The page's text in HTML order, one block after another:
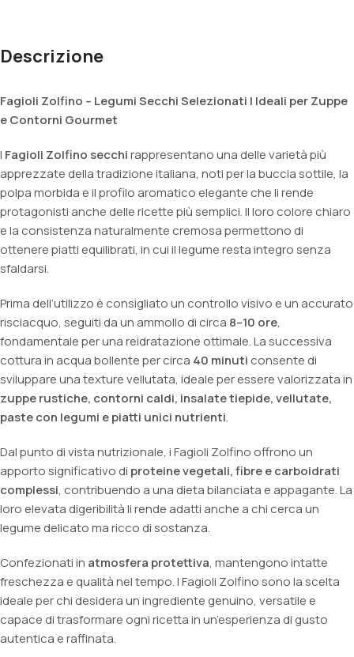
Descrizione
Fagioli Zolfino – Legumi Secchi Selezionati | Ideali per Zuppe
e Contorni Gourmet
I Fagioli Zolfino secchirappresentano una delle varietà più
apprezzate della tradizione italiana, noti per la buccia sottile, la
polpa morbida e il profilo aromatico elegante che li rende
protagonisti anche delle ricette più semplici. Il loro colore chiaro
e la consistenza naturalmente cremosa permettono di
ottenere piatti equilibrati, in cui il legume resta integro senza
sfaldarsi.
Prima dell’utilizzo è consigliato un controllo visivo e un accurato
risciacquo, seguiti da un ammollo di circa 8–10 ore,
fondamentale per una reidratazione ottimale. La successiva
cottura in acqua bollente per circa 40 minuti consente di
sviluppare una texture vellutata, ideale per essere valorizzata in
zuppe rustiche, contorni caldi, insalate tiepide, vellutate,
paste con legumi e piatti unici nutrienti.
Dal punto di vista nutrizionale, i Fagioli Zolfino offrono un
apporto significativo di proteine vegetali, fibre e carboidrati
complessi, contribuendo a una dieta bilanciata e appagante. La
loro elevata digeribilità li rende adatti anche a chi cerca un
legume delicato ma ricco di sostanza.
Confezionati in atmosfera protettiva, mantengono intatte
freschezza e qualità nel tempo. I Fagioli Zolfino sono la scelta
ideale per chi desidera un ingrediente genuino, versatile e
capace di trasformare ogni ricetta in un’esperienza di gusto
autentica e raffinata.